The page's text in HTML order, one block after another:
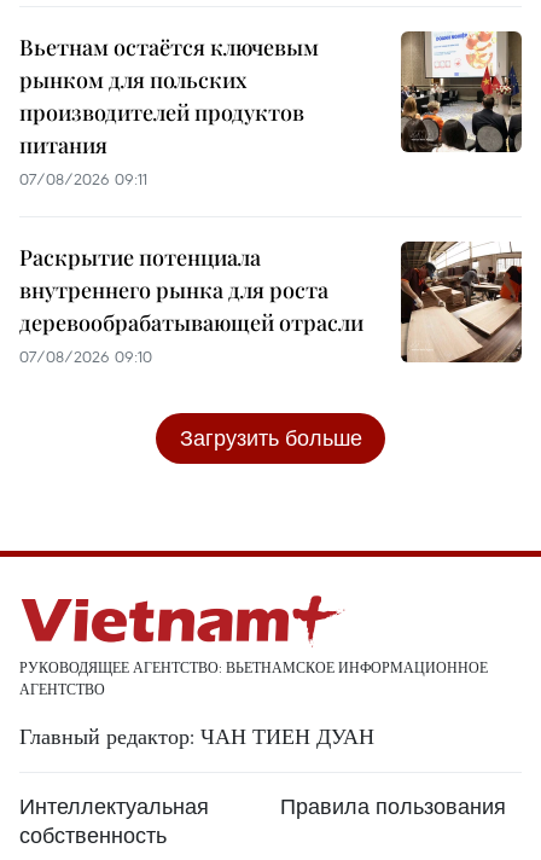
Вьетнам остаётся ключевым
рынком для польских
производителей продуктов
питания
07/08/2026 09:11
Раскрытие потенциала
внутреннего рынка для роста
деревообрабатывающей отрасли
07/08/2026 09:10
Загрузить больше
РУКОВОДЯЩЕЕ АГЕНТСТВО: ВЬЕТНАМСКОЕ ИНФОРМАЦИОННОЕ
АГЕНТСТВО
Главный редактор: ЧАН ТИЕН ДУАН
Интеллектуальная
собственность
Правила пользования